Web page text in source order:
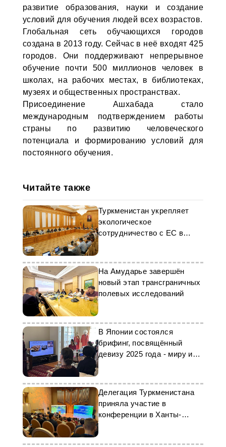
развитие образования, науки и создание
условий для обучения людей всех возрастов.
Глобальная сеть обучающихся городов
создана в 2013 году. Сейчас в неё входят 425
городов. Они поддерживают непрерывное
обучение почти 500 миллионов человек в
школах, на рабочих местах, в библиотеках,
музеях и общественных пространствах.
Присоединение Ашхабада стало
международным подтверждением работы
страны по развитию человеческого
потенциала и формированию условий для
постоянного обучения.
Читайте также
Туркменистан укрепляет
экологическое
сотрудничество с ЕС в
рамках нового проекта
На Амударье завершён
новый этап трансграничных
полевых исследований
В Японии состоялся
брифинг, посвящённый
девизу 2025 года - миру и
доверию
Делегация Туркменистана
приняла участие в
конференции в Ханты-
Мансийске